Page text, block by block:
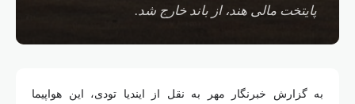
پایتخت مالی هند، از باند خارج شد.
به گزارش خبرنگار مهر به نقل از ایندیا تودی، این هواپیما